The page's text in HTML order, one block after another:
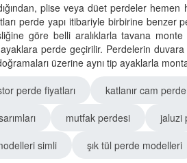
plise veya düet perdeler
perde yapı itibariyle birbirine benzer
göre belli aralıklarla tavana monte
perde geçirilir. Perdelerin
üzerine aynı tip ayaklarla
perde fiyatları
katlanır cam
mutfak perdesi
jaluzi
simli şık tül perde modelleri